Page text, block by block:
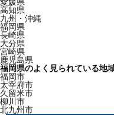
高知県
九州・沖縄
福岡県
長崎県
大分県
宮崎県
鹿児島県
福岡県のよく見られている地
福岡市
太宰府市
久留米市
柳川市
北九州市